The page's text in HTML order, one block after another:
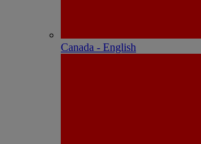
Canada - English